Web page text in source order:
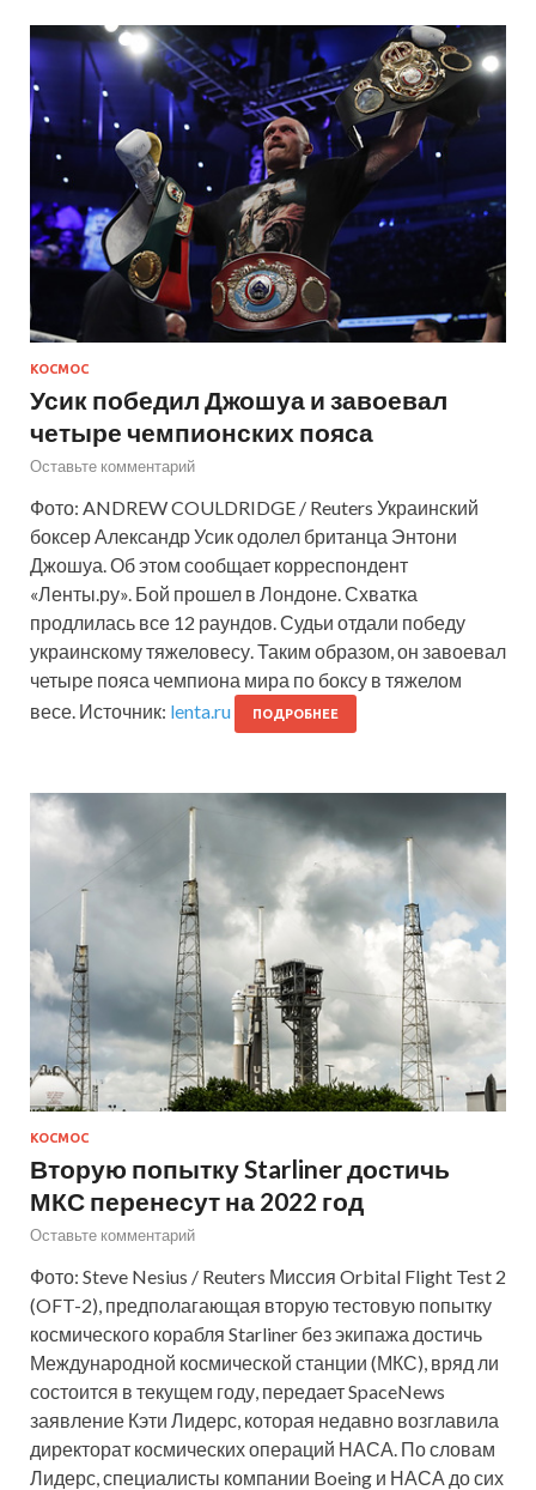
КОСМОС
Усик победил Джошуа и завоевал
четыре чемпионских пояса
Оставьте комментарий
Фото: ANDREW COULDRIDGE / Reuters Украинский
боксер Александр Усик одолел британца Энтони
Джошуа. Об этом сообщает корреспондент
«Ленты.ру». Бой прошел в Лондоне. Схватка
продлилась все 12 раундов. Судьи отдали победу
украинскому тяжеловесу. Таким образом, он завоевал
четыре пояса чемпиона мира по боксу в тяжелом
весе. Источник: lenta.ru ПОДРОБНЕЕ
КОСМОС
Вторую попытку Starliner достичь
МКС перенесут на 2022 год
Оставьте комментарий
Фото: Steve Nesius / Reuters Миссия Orbital Flight Test 2
(OFT-2), предполагающая вторую тестовую попытку
космического корабля Starliner без экипажа достичь
Международной космической станции (МКС), вряд ли
состоится в текущем году, передает SpaceNews
заявление Кэти Лидерс, которая недавно возглавила
директорат космических операций НАСА. По словам
Лидерс, специалисты компании Boeing и НАСА до сих